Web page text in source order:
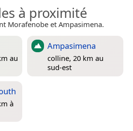
à proximité
Morafenobe et Ampasimena.
au
Ampasimena
colline, 20 km au
sud-est
à